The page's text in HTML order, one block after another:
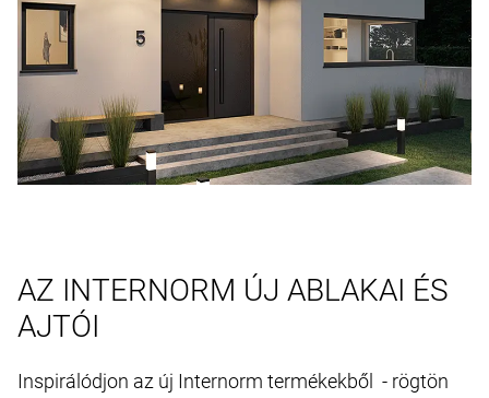
AZ INTERNORM ÚJ ABLAKAI ÉS
AJTÓI
Inspirálódjon az új Internorm termékekből - rögtön